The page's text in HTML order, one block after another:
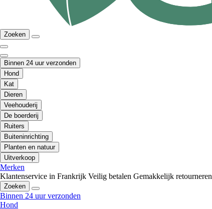
Zoeken
Binnen 24 uur verzonden
Hond
Kat
Dieren
Veehouderij
De boerderij
Ruiters
Buiteninrichting
Planten en natuur
Uitverkoop
Merken
Klantenservice in Frankrijk Veilig betalen Gemakkelijk retourneren
Zoeken
Binnen 24 uur verzonden
Hond